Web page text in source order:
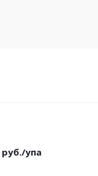
руб./упа